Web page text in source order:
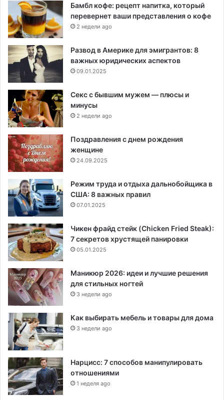
Бамбл кофе: рецепт напитка, который
перевернет ваши представления о кофе
2 недели ago
Развод в Америке для эмигрантов: 8
важных юридических аспектов
09.01.2025
Секс с бывшим мужем — плюсы и
минусы
2 недели ago
Поздравления с днем рождения
женщине
24.09.2025
Режим труда и отдыха дальнобойщика в
США: 8 важных правил
07.01.2025
Чикен фрайд стейк (Chicken Fried Steak):
7 секретов хрустящей панировки
05.01.2025
Маникюр 2026: идеи и лучшие решения
для стильных ногтей
3 недели ago
Как выбирать мебель и товары для дома
3 недели ago
Нарцисс: 7 способов манипулировать
отношениями
1 неделя ago